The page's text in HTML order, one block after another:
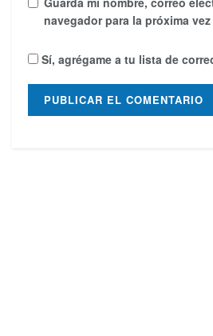
navegador para la próxima
Sí, agrégame a tu lista de